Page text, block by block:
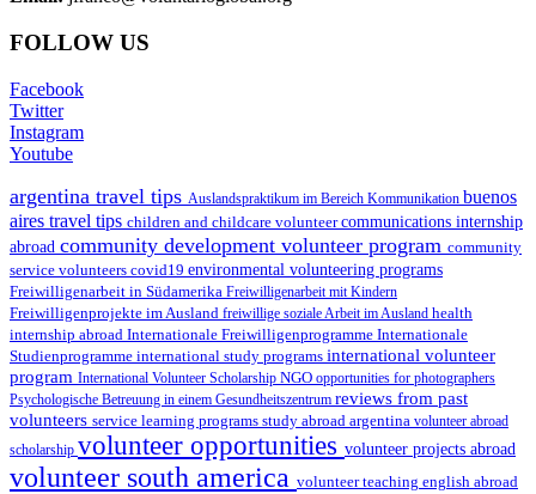
FOLLOW US
Facebook
Twitter
Instagram
Youtube
argentina travel tips Auslandspraktikum im Bereich Kommunikation buenos
aires travel tips children and childcare volunteercommunications internship
abroad community development volunteer program community
service volunteers covid19 environmental volunteering programs
Freiwilligenarbeit in Südamerika Freiwilligenarbeit mit Kindern
Freiwilligenprojekte im Ausland freiwillige soziale Arbeit im Ausland health
internship abroad Internationale Freiwilligenprogramme Internationale
Studienprogramme international study programs international volunteer
program International Volunteer Scholarship NGO opportunities for photographers
Psychologische Betreuung in einem Gesundheitszentrum reviews from past
volunteers service learning programs study abroad argentina volunteer abroad
scholarship volunteer opportunities volunteer projects abroad
volunteer south america volunteer teaching english abroad